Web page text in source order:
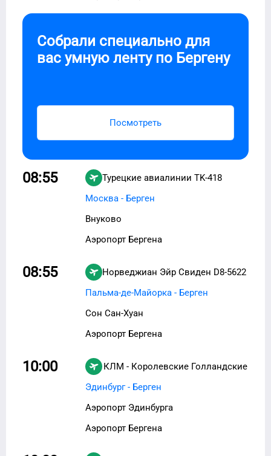
Собрали специально для
вас умную ленту по Бергену
Посмотреть
08:55 Турецкие авиалинии TK-418
Москва - Берген
Внуково
Аэропорт Бергена
08:55 Норведжиан Эйр Свиден D8-5622
Пальма-де-Майорка - Берген
Сон Сан-Хуан
Аэропорт Бергена
10:00
КЛМ - Королевские Голландские
авиалинии
Эдинбург - Берген
Аэропорт Эдинбурга
Аэропорт Бергена